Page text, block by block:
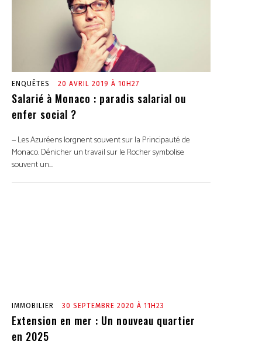
ENQUÊTES 20 AVRIL 2019 À 10H27
Salarié à Monaco : paradis salarial ou
enfer social ?
— Les Azuréens lorgnent souvent sur la Principauté de
Monaco. Dénicher un travail sur le Rocher symbolise
souvent un...
IMMOBILIER 30 SEPTEMBRE 2020 À 11H23
Extension en mer : Un nouveau quartier
en 2025